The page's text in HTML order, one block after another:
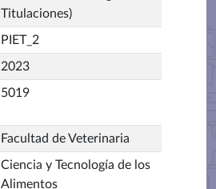
Titulaciones)
PIET_2
2023
5019
Facultad de Veterinaria
Ciencia y Tecnología de los
Alimentos